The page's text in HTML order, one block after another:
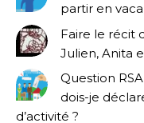
partir en
Faire le récit
Julien, Anita
Question
dois-je
d’activité ?